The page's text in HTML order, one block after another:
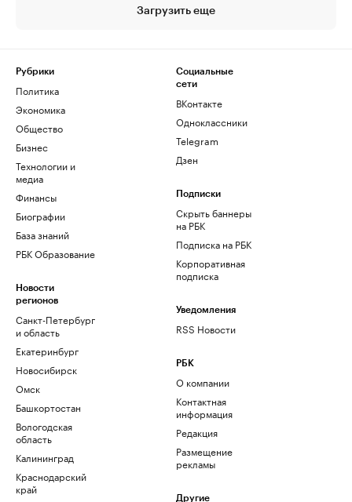
Загрузить еще
Рубрики
Политика
Экономика
Общество
Бизнес
Технологии и
медиа
Финансы
Биографии
База знаний
РБК Образование
Новости
регионов
Санкт-Петербург
и область
Екатеринбург
Новосибирск
Омск
Башкортостан
Вологодская
область
Калининград
Краснодарский
край
Социальные
сети
ВКонтакте
Одноклассники
Telegram
Дзен
Подписки
Скрыть баннеры
на РБК
Подписка на РБК
Корпоративная
подписка
Уведомления
RSS Новости
РБК
О компании
Контактная
информация
Редакция
Размещение
рекламы
Другие